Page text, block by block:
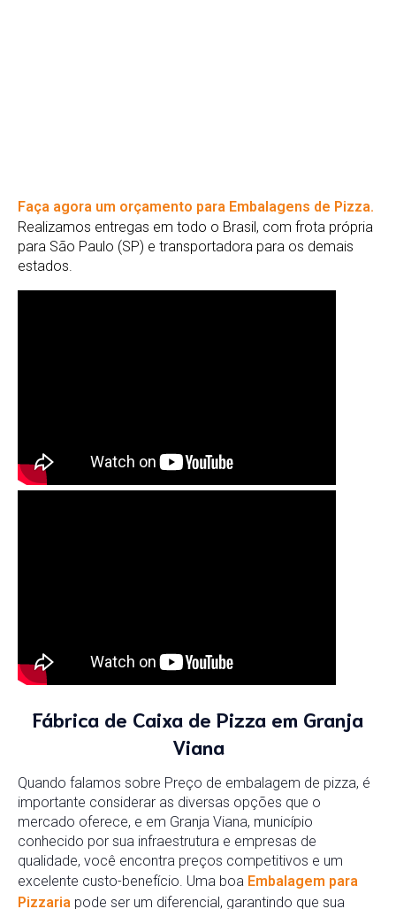
Faça agora um orçamento para Embalagens de Pizza.
Realizamos entregas em todo o Brasil, com frota própria
para São Paulo (SP) e transportadora para os demais
estados.
Fábrica de Caixa de Pizza em Granja
Viana
Quando falamos sobre Preço de embalagem de pizza, é
importante considerar as diversas opções que o
mercado oferece, e em Granja Viana, município
conhecido por sua infraestrutura e empresas de
qualidade, você encontra preços competitivos e um
excelente custo-benefício. Uma boa Embalagem para
Pizzaria pode ser um diferencial, garantindo que sua